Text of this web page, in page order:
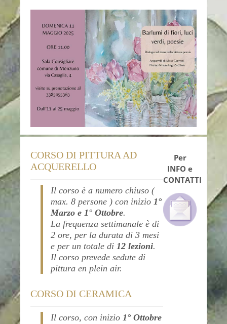
CORSO DI PITTURA AD
ACQUERELLO
Il corso è a numero chiuso (
max. 8 persone ) con inizio 1°
Marzo e 1° Ottobre.
La frequenza settimanale è di
2 ore, per la durata di 3 mesi
e per un totale di 12 lezioni.
Il corso prevede sedute di
pittura en plein air.
CORSO DI CERAMICA
Il corso, con inizio 1° Ottobre
Per
INFO e
CONTATTI